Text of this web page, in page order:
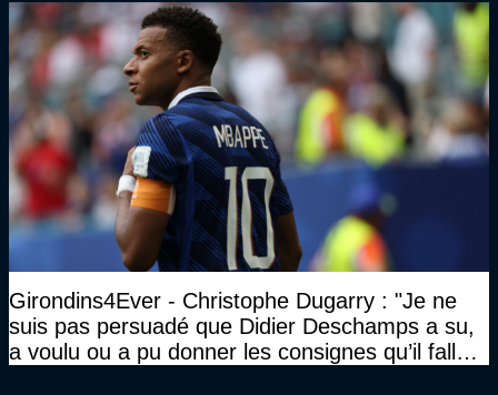
Girondins4Ever - Christophe Dugarry : "Je ne
suis pas persuadé que Didier Deschamps a su,
a voulu ou a pu donner les consignes qu’il fallait